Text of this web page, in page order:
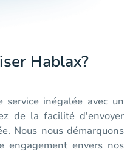
Hablax?
inégalée avec un
de la facilité d'envoyer
Nous nous démarquons
engagement envers nos